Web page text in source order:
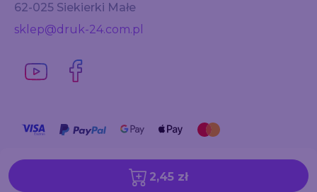
2,45 zł
62-025 Siekierki Małe
sklep@druk-24.com.pl